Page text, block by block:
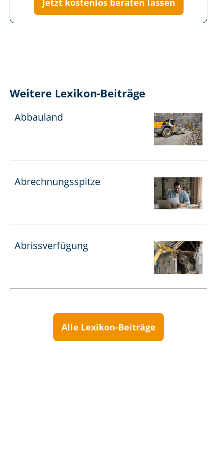
Jetzt kostenlos beraten lassen
Weitere Lexikon-Beiträge
Abbauland
Ab­rech­nungs­spit­ze
Abrissverfügung
Alle Lexikon-Beiträge